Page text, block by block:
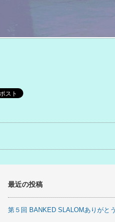
最近の投稿
第５回 BANKED SLALOMありがと